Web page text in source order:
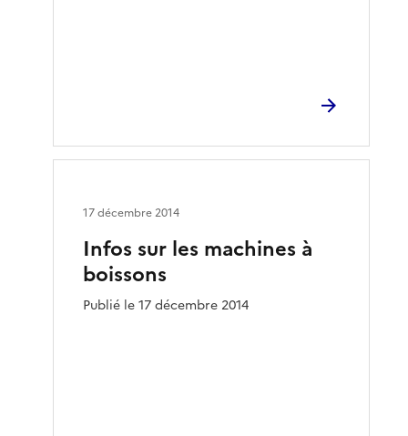
Infos sur les machines à
boissons
Publié le 17 décembre 2014
17 décembre 2014